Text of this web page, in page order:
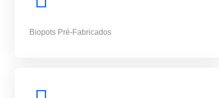
Biopots Pré-Fabricados